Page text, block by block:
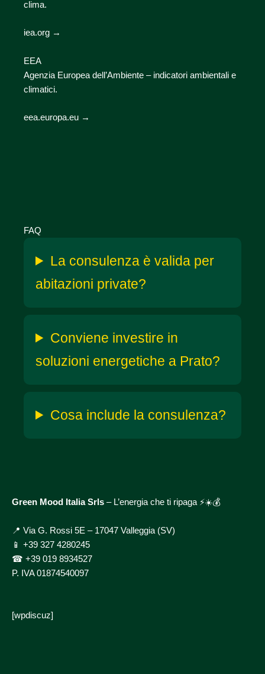
clima.
iea.org →
EEA
Agenzia Europea dell’Ambiente – indicatori ambientali e
climatici.
eea.europa.eu →
FAQ
La consulenza è valida per
abitazioni private?
Conviene investire in
soluzioni energetiche a Prato?
Cosa include la consulenza?
Green Mood Italia Srls – L’energia che ti ripaga ⚡☀️💰
📍 Via G. Rossi 5E – 17047 Valleggia (SV)
📱 +39 327 4280245
☎ +39 019 8934527
P. IVA 01874540097
[wpdiscuz]